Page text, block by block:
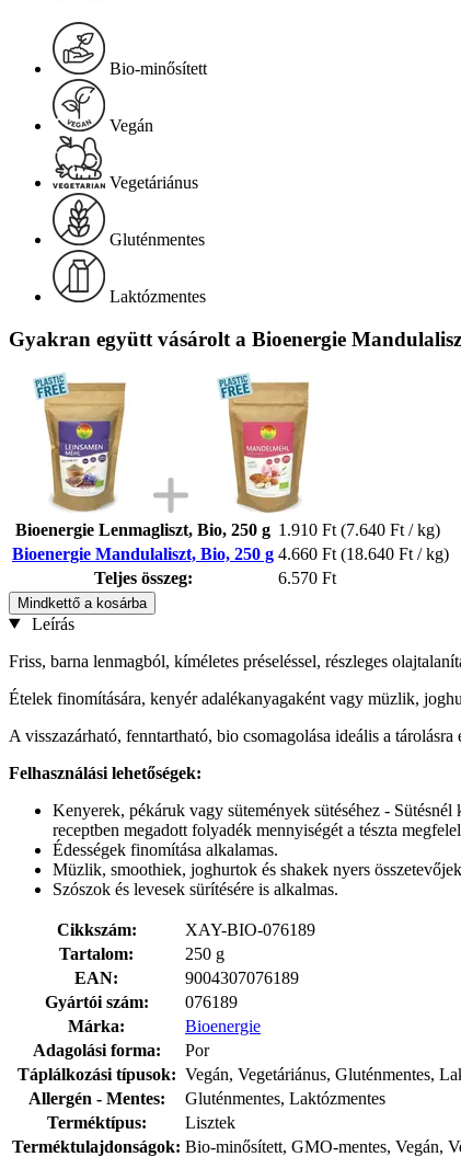
Bio-minősített
Vegán
Vegetáriánus
Gluténmentes
Laktózmentes
Gyakran együtt vásárolt a Bioenergie
Bioenergie Lenmagliszt, Bio, 250 g 1.910 Ft (7.640 Ft / kg)
Bioenergie Mandulaliszt, Bio, 250 g 4.660 Ft (18.640 Ft / kg)
Teljes összeg:
6.570 Ft
Mindkettő a kosárba
Leírás
Friss, barna lenmagból, kíméletes préseléssel, részleges
Ételek finomítására, kenyér adalékanyagaként vagy müzlik,
A visszazárható, fenntartható, bio csomagolása ideális a
Felhasználási lehetőségek:
Kenyerek, pékáruk vagy sütemények sütéséhez -
receptben megadott folyadék mennyiségét a tészta
Édességek finomítása alkalamas.
Müzlik, smoothiek, joghurtok és shakek nyers
Szószok és levesek sürítésére is alkalmas.
Cikkszám:
XAY-BIO-076189
Tartalom:
250 g
EAN:
9004307076189
Gyártói szám:
076189
Márka:
Bioenergie
Adagolási forma:
Por
Táplálkozási típusok: Vegán, Vegetáriánus, Gluténmentes,
Allergén - Mentes:
Gluténmentes, Laktózmentes
Terméktípus:
Lisztek
Terméktulajdonságok: Bio-minősített, GMO-mentes, Vegán,